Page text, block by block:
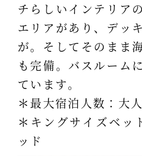
チらしいインテリア
エリアがあり、デッ
が。そしてそのまま
も完備。バスルーム
ています。
＊最大宿泊人数：大
＊キングサイズベッ
ッド